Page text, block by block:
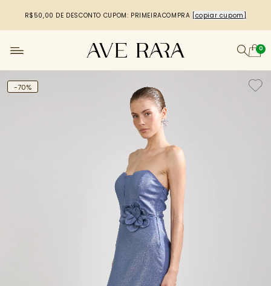
R$50,00 DE DESCONTO CUPOM: PRIMEIRACOMPRA [copiar cupom]
0
-70%